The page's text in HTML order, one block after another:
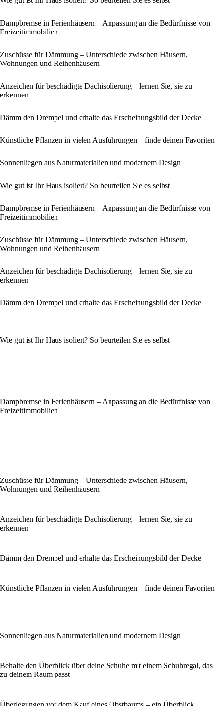
Dampbremse in Ferienhäusern – Anpassung an die Bedürfnisse von
Freizeitimmobilien
Zuschüsse für Dämmung – Unterschiede zwischen Häusern,
Wohnungen und Reihenhäusern
Anzeichen für beschädigte Dachisolierung – lernen Sie, sie zu
erkennen
Dämm den Drempel und erhalte das Erscheinungsbild der Decke
Künstliche Pflanzen in vielen Ausführungen – finde deinen Favoriten
Sonnenliegen aus Naturmaterialien und modernem Design
Wie gut ist Ihr Haus isoliert? So beurteilen Sie es selbst
Dampbremse in Ferienhäusern – Anpassung an die Bedürfnisse von
Freizeitimmobilien
Zuschüsse für Dämmung – Unterschiede zwischen Häusern,
Wohnungen und Reihenhäusern
Anzeichen für beschädigte Dachisolierung – lernen Sie, sie zu
erkennen
Dämm den Drempel und erhalte das Erscheinungsbild der Decke
Wie gut ist Ihr Haus isoliert? So beurteilen Sie es selbst
Dampbremse in Ferienhäusern – Anpassung an die Bedürfnisse von
Freizeitimmobilien
Zuschüsse für Dämmung – Unterschiede zwischen Häusern,
Wohnungen und Reihenhäusern
Anzeichen für beschädigte Dachisolierung – lernen Sie, sie zu
erkennen
Dämm den Drempel und erhalte das Erscheinungsbild der Decke
Künstliche Pflanzen in vielen Ausführungen – finde deinen Favoriten
Sonnenliegen aus Naturmaterialien und modernem Design
Behalte den Überblick über deine Schuhe mit einem Schuhregal, das
zu deinem Raum passt